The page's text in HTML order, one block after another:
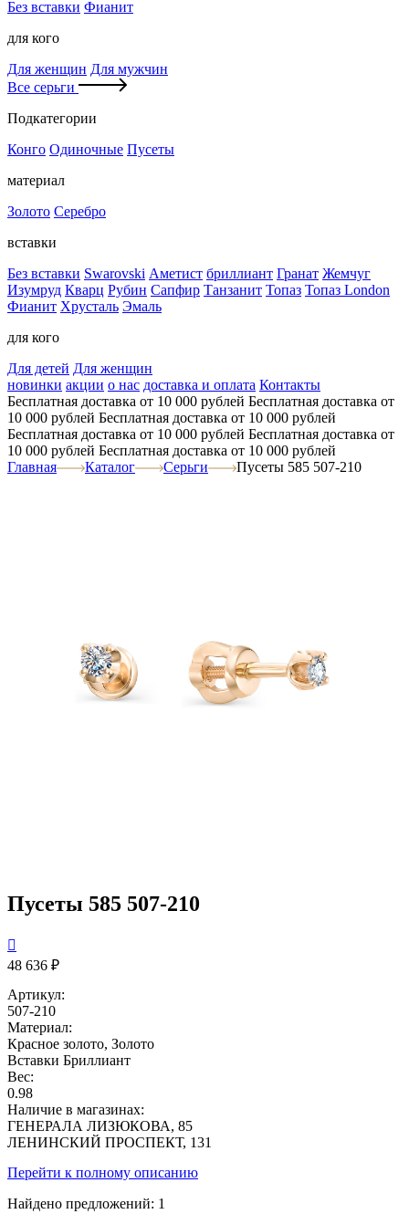
Без вставки Фианит
для кого
Для женщин Для мужчин
Все серьги
Подкатегории
Конго Одиночные Пусеты
материал
Золото Серебро
вставки
Без вставки Swarovski Аметист бриллиант Гранат Жемчуг
Изумруд Кварц Рубин Сапфир Танзанит Топаз Топаз London
Фианит Хрусталь Эмаль
для кого
Для детей Для женщин
новинки акции о нас доставка и оплата Контакты
Бесплатная доставка от 10 000 рублей Бесплатная доставка от
10 000 рублей Бесплатная доставка от 10 000 рублей
Бесплатная доставка от 10 000 рублей Бесплатная доставка от
10 000 рублей Бесплатная доставка от 10 000 рублей
Главная
Каталог Серьги Пусеты 585 507-210
Пусеты 585 507-210

48 636 ₽
Артикул:
507-210
Материал:
Красное золото, Золото
Вставки Бриллиант
Вес:
0.98
Наличие в магазинах:
ГЕНЕРАЛА ЛИЗЮКОВА, 85
ЛЕНИНСКИЙ ПРОСПЕКТ, 131
Перейти к полному описанию
Найдено предложений: 1